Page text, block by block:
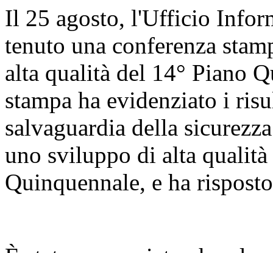
Il 25 agosto, l'Ufficio
tenuto una conferenza
alta qualità del 14° Piano
stampa ha evidenziato i
salvaguardia della
uno sviluppo di alta
Quinquennale, e ha